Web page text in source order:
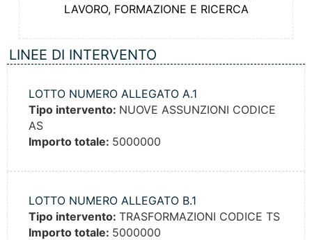
LAVORO, FORMAZIONE E RICERCA
LINEE DI INTERVENTO
LOTTO NUMERO ALLEGATO A.1
Tipo intervento: NUOVE ASSUNZIONI CODICE
AS
Importo totale: 5000000
LOTTO NUMERO ALLEGATO B.1
Tipo intervento: TRASFORMAZIONI CODICE TS
Importo totale: 5000000